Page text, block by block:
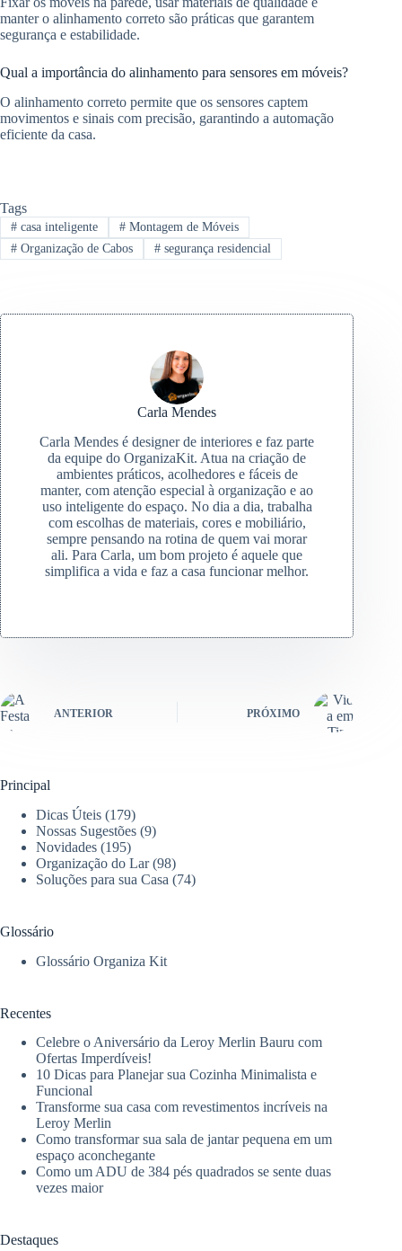
manter o alinhamento correto são práticas que garantem
segurança e estabilidade.
Qual a importância do alinhamento para sensores em móveis?
O alinhamento correto permite que os sensores captem
movimentos e sinais com precisão, garantindo a automação
eficiente da casa.
Tags
#casa inteligente #Montagem de Móveis
#Organização de Cabos #segurança residencial
Carla Mendes
Carla Mendes é designer de interiores e faz parte
da equipe do OrganizaKit. Atua na criação de
ambientes práticos, acolhedores e fáceis de
manter, com atenção especial à organização e ao
uso inteligente do espaço. No dia a dia, trabalha
com escolhas de materiais, cores e mobiliário,
sempre pensando na rotina de quem vai morar
ali. Para Carla, um bom projeto é aquele que
simplifica a vida e faz a casa funcionar melhor.
ANTERIOR PRÓXIMO
Principal
Dicas Úteis (179)
Nossas Sugestões (9)
Novidades (195)
Organização do Lar(98)
Soluções para sua Casa (74)
Glossário
Glossário Organiza Kit
Recentes
Celebre o Aniversário da Leroy Merlin Bauru com
Ofertas Imperdíveis!
10 Dicas para Planejar sua Cozinha Minimalista e
Funcional
Transforme sua casa com revestimentos incríveis na
Leroy Merlin
Como transformar sua sala de jantar pequena em um
espaço aconchegante
Como um ADU de 384 pés quadrados se sente duas
vezes maior
Destaques